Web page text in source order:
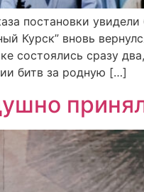
постановки
Курск” вновь
состоялись сразу
битв за родную […]